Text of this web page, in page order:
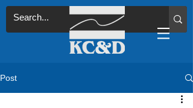
Post